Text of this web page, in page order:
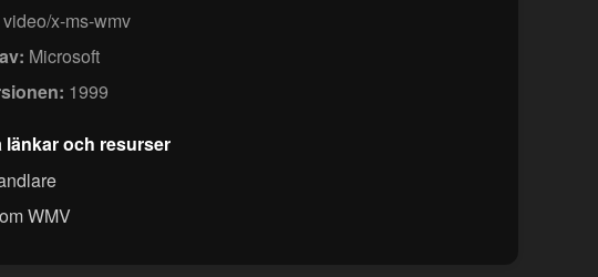
video/x-ms-wmv
Microsoft
1999
och resurser
WMV